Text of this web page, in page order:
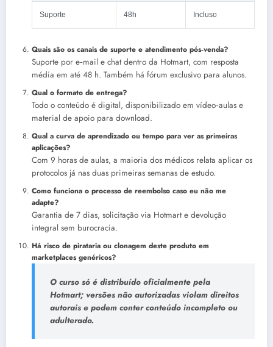
Suporte 48h Incluso
Quais são os canais de suporte e atendimento pós‑venda?
Suporte por e‑mail e chat dentro da Hotmart, com resposta
média em até 48 h. Também há fórum exclusivo para alunos.
Qual o formato de entrega?
Todo o conteúdo é digital, disponibilizado em vídeo‑aulas e
material de apoio para download.
Qual a curva de aprendizado ou tempo para ver as primeiras
aplicações?
Com 9 horas de aulas, a maioria dos médicos relata aplicar os
protocolos já nas duas primeiras semanas de estudo.
Como funciona o processo de reembolso caso eu não me
adapte?
Garantia de 7 dias, solicitação via Hotmart e devolução
integral sem burocracia.
Há risco de pirataria ou clonagem deste produto em
marketplaces genéricos?
O curso só é distribuído oficialmente pela
Hotmart; versões não autorizadas violam direitos
autorais e podem conter conteúdo incompleto ou
adulterado.